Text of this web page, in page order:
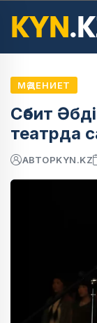
МӘДЕНИЕТ
Сәбит
театрда
АВТОРKYN.KZ